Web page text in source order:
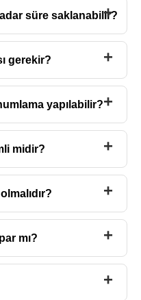
süre saklanabilir?
gerekir?
yapılabilir?
midir?
mı?